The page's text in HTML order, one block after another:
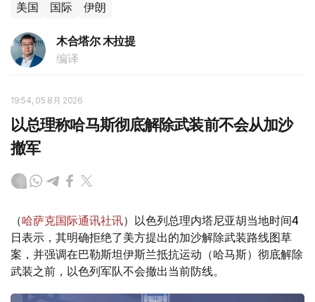
美国 国际 伊朗
木合塔尔 木拉提
编译
19:54, 05 8月 2026
以总理称哈马斯彻底解除武装前不会从加沙
撤军
（哈萨克国际通讯社讯）以色列总理内塔尼亚胡当地时间4
日表示，其明确拒绝了美方提出的加沙解除武装路线图草
案，并强调在巴勒斯坦伊斯兰抵抗运动（哈马斯）彻底解除
武装之前，以色列军队不会撤出当前防线。